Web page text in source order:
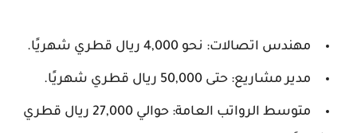
مهندس اتصالات: نحو 4,000 ريال قطري شهريًا.
مدير مشاريع: حتى 50,000 ريال قطري شهريًا.
متوسط الرواتب العامة:
حوالي 27,000 ريال قطري